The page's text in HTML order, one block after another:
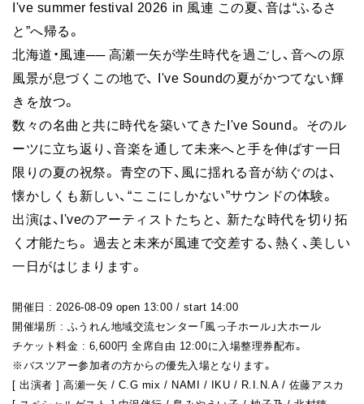
I've summer festival 2026 in 風連 この夏、音は“ふるさ
と”へ帰る。
北海道・風連── 高瀬一矢が学生時代を過ごし、音への原
風景が息づくこの地で、 I've Soundの夏がかつてない輝
きを放つ。
数々の名曲と共に時代を築いてきたI've Sound。 そのル
ーツに立ち返り、音楽を通して未来へと手を伸ばす一日
限りの夏の祝祭。 ⻘空の下、風に揺れる音が紡ぐのは、
懐かしくも新しい、“ここにしかない”サウンドの体験。
出演は、I'veのアーティストたちと、 新たな時代を切り拓
く才能たち。 過去と未来が風連で交差する、熱く、美しい
一日がはじまります。
開催日 : 2026-08-09 open 13:00 / start 14:00
開催場所 : ふうれん地域交流センター「風っ子ホール」大ホール
チケット料金 : 6,600円 全席自由 12:00に入場整理券配布。
※バスツアー参加者の方からの優先入場となります。
[ 出演者 ] 高瀬一矢 / C.G mix / NAMI / IKU / R.I.N.A / 佐藤アスカ